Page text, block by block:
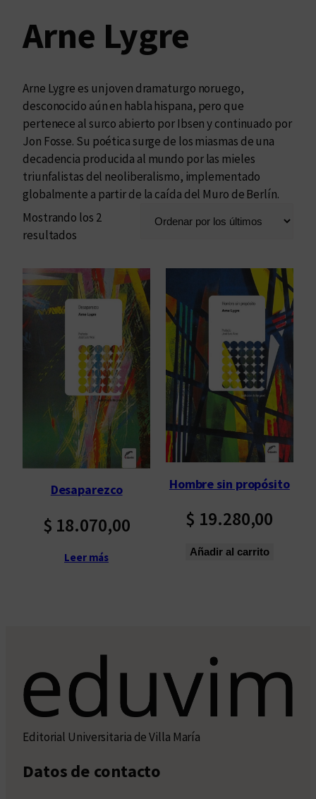
r
Arne Lygre
Arne Lygre es un joven dramaturgo noruego,
desconocido aún en habla hispana, pero que
pertenece al surco abierto por Ibsen y continuado por
Jon Fosse. Su poética surge de los miasmas de una
decadencia producida al mundo por las mieles
triunfalistas del neoliberalismo, implementado
globalmente a partir de la caída del Muro de Berlín.
Mostrando los 2
resultados
d
e
n
d
o
p
o
r
l
o
s
l
i
m
Desaparezco
$ 18.070,00
Leer más
Hombre sin propósito
$ 19.280,00
Añadir al carrito
Editorial Universitaria de Villa María
Datos de contacto